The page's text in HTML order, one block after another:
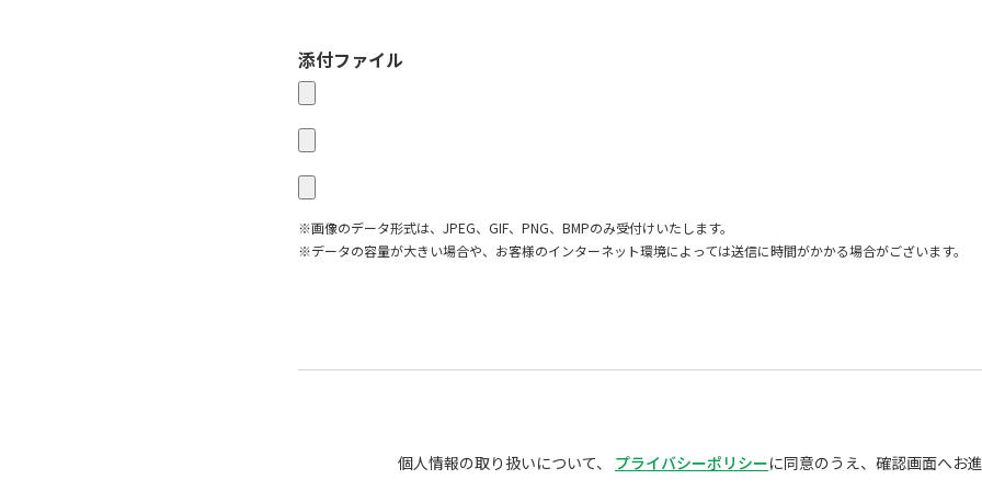
添付ファイル
※画像のデータ形式は、JPEG、GIF、PNG、BMPのみ受付けいたします。
※データの容量が大きい場合や、お客様のインターネット環境によっては送信に時間がかかる場合がございます。
個人情報の取り扱いについて、 プライバシーポリシーに同意のうえ、確認画面へお